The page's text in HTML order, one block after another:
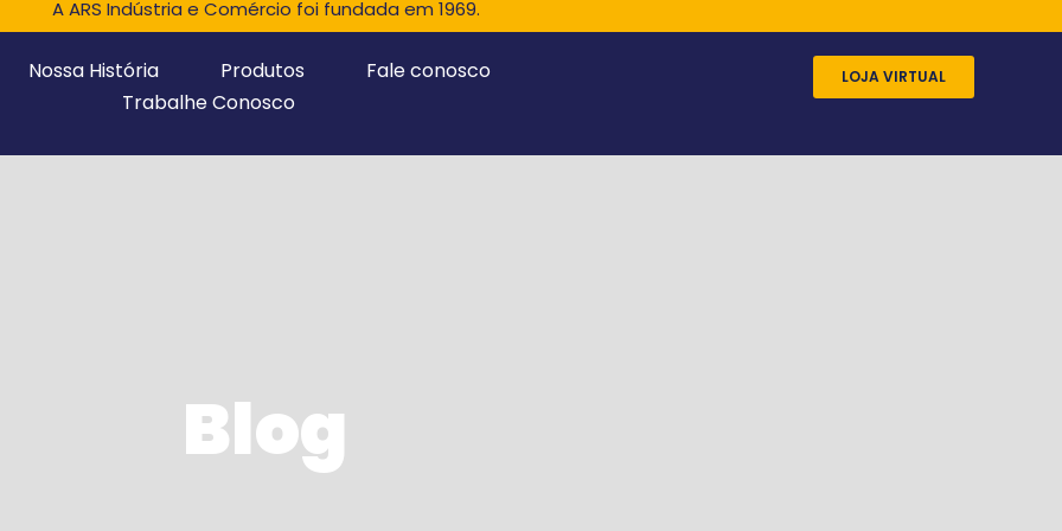
A ARS Indústria e Comércio foi fundada em 1969.
Nossa História Produtos
Fale conosco
Trabalhe Conosco
LOJA VIRTUAL
Blog